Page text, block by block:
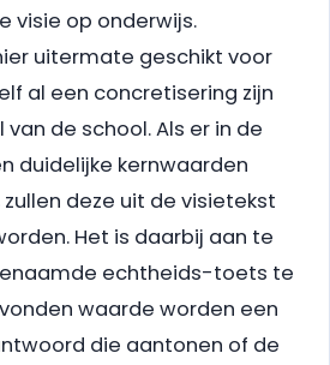
visie op onderwijs.
uitermate geschikt voor
al een concretisering zijn
de school. Als er in de
duidelijke kernwaarden
deze uit de visietekst
Het is daarbij aan te
echtheids-toets te
waarde worden een
die aantonen of de